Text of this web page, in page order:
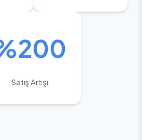
Satış Artışı